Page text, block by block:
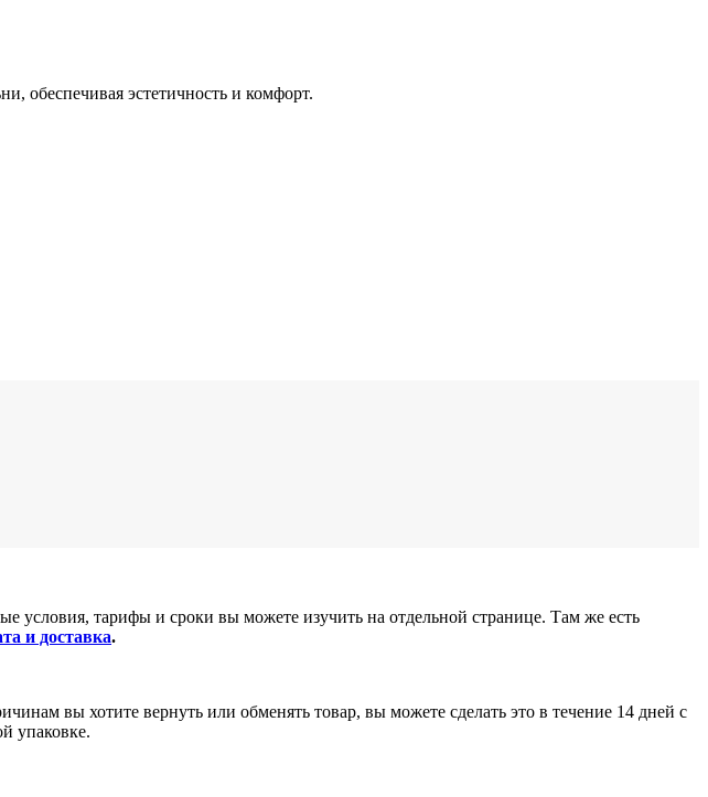
обеспечивая эстетичность и комфорт.
условия, тарифы и сроки вы можете изучить на отдельной странице. Там же есть
и доставка.
вы хотите вернуть или обменять товар, вы можете сделать это в течение 14 дней с
упаковке.